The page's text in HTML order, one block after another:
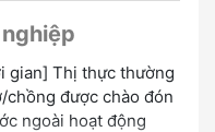
xe máy
#Đào tạo bài
gian] Thị thực thường
được chào đón
ngoài hoạt động